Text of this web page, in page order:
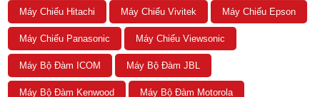
Máy Chiếu Hitachi Máy Chiếu Vivitek Máy Chiếu Epson
Máy Chiếu Panasonic Máy Chiếu Viewsonic
Máy Bộ Đàm ICOM Máy Bộ Đàm JBL
Máy Bộ Đàm Kenwood Máy Bộ Đàm Motorola